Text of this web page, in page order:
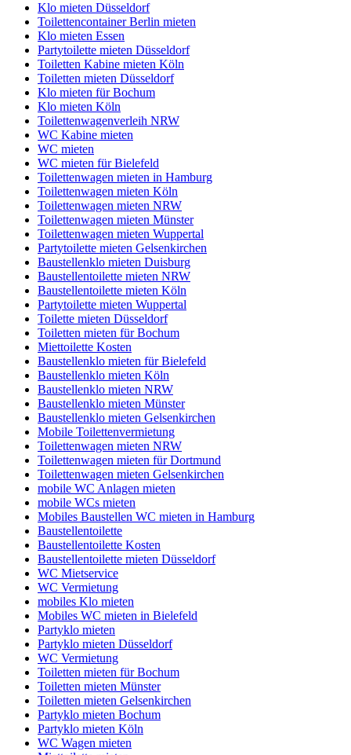
Klo mieten Düsseldorf
Toilettencontainer Berlin mieten
Klo mieten Essen
Partytoilette mieten Düsseldorf
Toiletten Kabine mieten Köln
Toiletten mieten Düsseldorf
Klo mieten für Bochum
Klo mieten Köln
Toilettenwagenverleih NRW
WC Kabine mieten
WC mieten
WC mieten für Bielefeld
Toilettenwagen mieten in Hamburg
Toilettenwagen mieten Köln
Toilettenwagen mieten NRW
Toilettenwagen mieten Münster
Toilettenwagen mieten Wuppertal
Partytoilette mieten Gelsenkirchen
Baustellenklo mieten Duisburg
Baustellentoilette mieten NRW
Baustellentoilette mieten Köln
Partytoilette mieten Wuppertal
Toilette mieten Düsseldorf
Toiletten mieten für Bochum
Miettoilette Kosten
Baustellenklo mieten für Bielefeld
Baustellenklo mieten Köln
Baustellenklo mieten NRW
Baustellenklo mieten Münster
Baustellenklo mieten Gelsenkirchen
Mobile Toilettenvermietung
Toilettenwagen mieten NRW
Toilettenwagen mieten für Dortmund
Toilettenwagen mieten Gelsenkirchen
mobile WC Anlagen mieten
mobile WCs mieten
Mobiles Baustellen WC mieten in Hamburg
Baustellentoilette
Baustellentoilette Kosten
Baustellentoilette mieten Düsseldorf
WC Mietservice
WC Vermietung
mobiles Klo mieten
Mobiles WC mieten in Bielefeld
Partyklo mieten
Partyklo mieten Düsseldorf
WC Vermietung
Toiletten mieten für Bochum
Toiletten mieten Münster
Toiletten mieten Gelsenkirchen
Partyklo mieten Bochum
Partyklo mieten Köln
WC Wagen mieten